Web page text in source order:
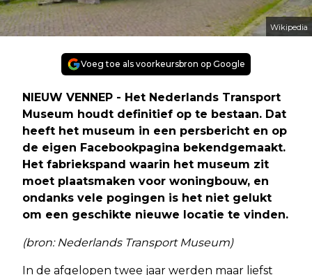
Wikipedia
Voeg toe als voorkeursbron op Google
NIEUW VENNEP - Het Nederlands Transport
Museum houdt definitief op te bestaan. Dat
heeft het museum in een persbericht en op
de eigen Facebookpagina bekendgemaakt.
Het fabriekspand waarin het museum zit
moet plaatsmaken voor woningbouw, en
ondanks vele pogingen is het niet gelukt
om een geschikte nieuwe locatie te vinden.
(bron: Nederlands Transport Museum)
In de afgelopen twee jaar werden maar liefst